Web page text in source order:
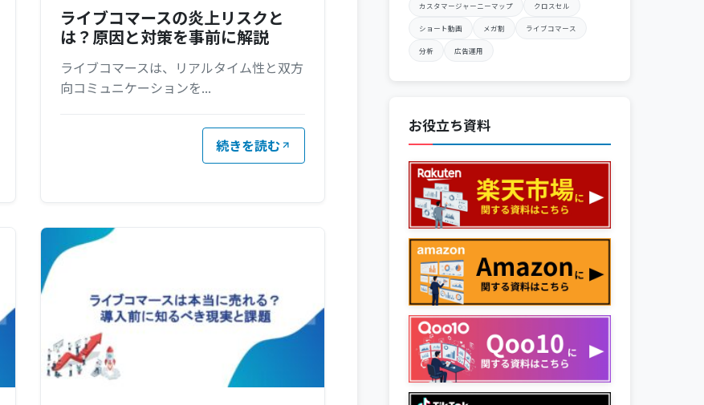
ライブコマースの炎上リスクと
は？原因と対策を事前に解説
ライブコマースは、リアルタイム性と双方
向コミュニケーションを...
続きを読む
カスタマージャーニーマップ クロスセル
ショート動画 メガ割 ライブコマース
分析 広告運用
お役立ち資料